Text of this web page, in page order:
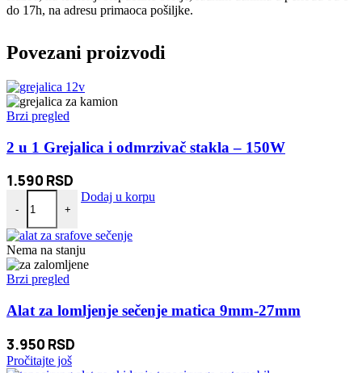
do 17h, na adresu primaoca pošiljke.
Povezani proizvodi
Brzi pregled
2 u 1 Grejalica i odmrzivač stakla – 150W
1.590 RSD
-
2 u 1 Grejalica i odmrzivač stakla - 150W količina
+
Dodaj u korpu
Nema na stanju
Brzi pregled
Alat za lomljenje sečenje matica 9mm-27mm
3.950 RSD
Pročitajte još